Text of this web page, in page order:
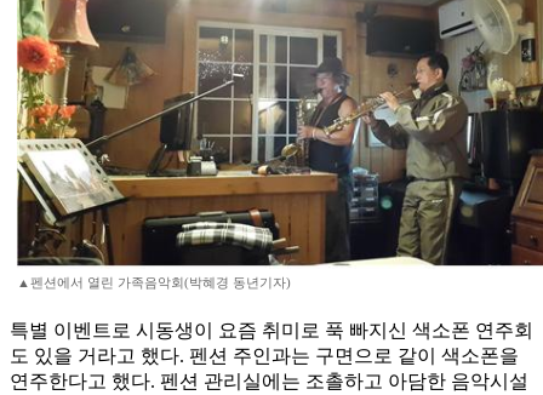
▲펜션에서 열린 가족음악회(박혜경 동년기자)
특별 이벤트로 시동생이 요즘 취미로 푹 빠지신 색소폰 연주회
도 있을 거라고 했다. 펜션 주인과는 구면으로 같이 색소폰을
연주한다고 했다. 펜션 관리실에는 조촐하고 아담한 음악시설